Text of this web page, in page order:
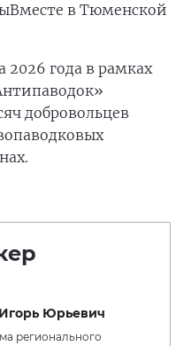
в Тюменской
года в рамках
добровольцев
Юрьевич
регионального